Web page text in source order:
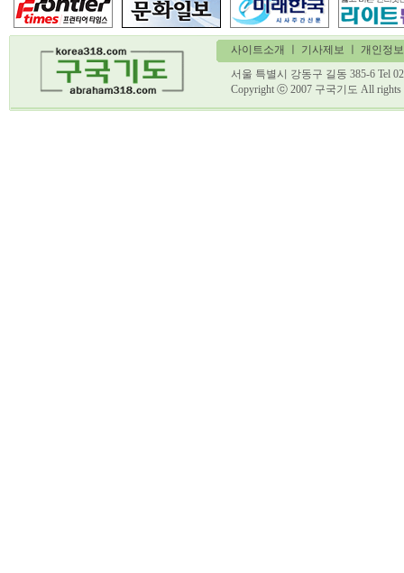
사이트소개 기사제보 ㅣ 개인정
서울 특별시 강동구 길동 385-6 Tel
Copyright ⓒ 2007 구국기도 All